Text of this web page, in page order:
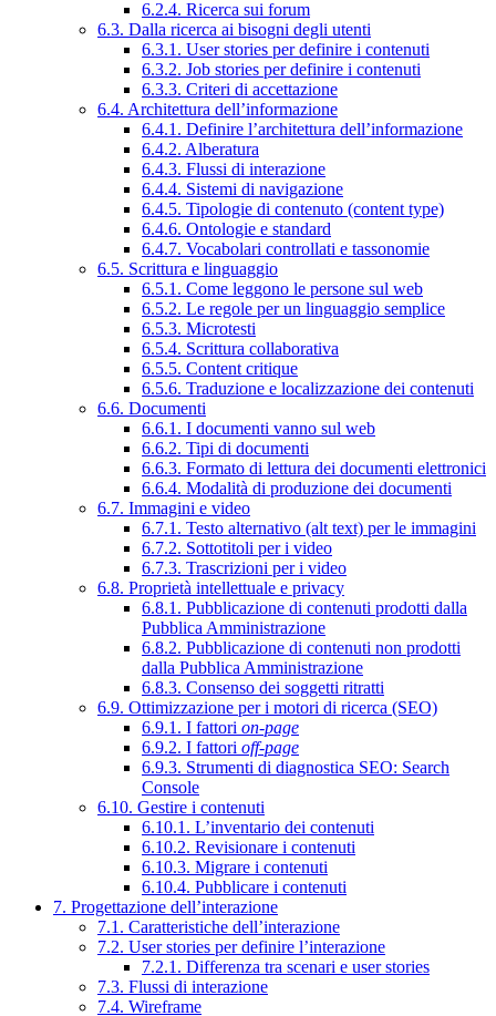
6.2.4. Ricerca sui forum
6.3. Dalla ricerca ai bisogni degli utenti
6.3.1. User stories per definire i contenuti
6.3.2. Job stories per definire i contenuti
6.3.3. Criteri di accettazione
6.4. Architettura dell’informazione
6.4.1. Definire l’architettura dell’informazione
6.4.2. Alberatura
6.4.3. Flussi di interazione
6.4.4. Sistemi di navigazione
6.4.5. Tipologie di contenuto (content type)
6.4.6. Ontologie e standard
6.4.7. Vocabolari controllati e tassonomie
6.5. Scrittura e linguaggio
6.5.1. Come leggono le persone sul web
6.5.2. Le regole per un linguaggio semplice
6.5.3. Microtesti
6.5.4. Scrittura collaborativa
6.5.5. Content critique
6.5.6. Traduzione e localizzazione dei contenuti
6.6. Documenti
6.6.1. I documenti vanno sul web
6.6.2. Tipi di documenti
6.6.3. Formato di lettura dei documenti elettronici
6.6.4. Modalità di produzione dei documenti
6.7. Immagini e video
6.7.1. Testo alternativo (alt text) per le immagini
6.7.2. Sottotitoli per i video
6.7.3. Trascrizioni per i video
6.8. Proprietà intellettuale e privacy
6.8.1. Pubblicazione di contenuti prodotti dalla
Pubblica Amministrazione
6.8.2. Pubblicazione di contenuti non prodotti
dalla Pubblica Amministrazione
6.8.3. Consenso dei soggetti ritratti
6.9. Ottimizzazione per i motori di ricerca (SEO)
6.9.1. I fattori on-page
6.9.2. I fattori off-page
6.9.3. Strumenti di diagnostica SEO: Search
Console
6.10. Gestire i contenuti
6.10.1. L’inventario dei contenuti
6.10.2. Revisionare i contenuti
6.10.3. Migrare i contenuti
6.10.4. Pubblicare i contenuti
7. Progettazione dell’interazione
7.1. Caratteristiche dell’interazione
7.2. User stories per definire l’interazione
7.2.1. Differenza tra scenari e user stories
7.3. Flussi di interazione
7.4. Wireframe